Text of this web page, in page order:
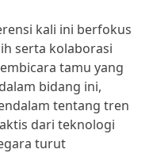
kali ini berfokus
serta kolaborasi
tamu yang
bidang ini,
tentang tren
dari teknologi
turut